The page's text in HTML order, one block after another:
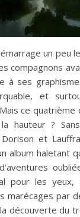
un peu
compagnons
à ses
et
ce
hauteur ?
et
album haletant
pour les yeux,
marécages par
découverte du